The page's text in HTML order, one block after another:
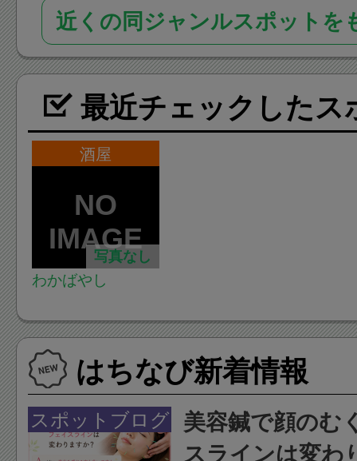
近くの同ジャンルスポットを
最近チェックしたス
酒屋
写真なし
わかばやし
はちなび新着情報
スポットブログ
美容鍼で顔のむ
スラインは変わ